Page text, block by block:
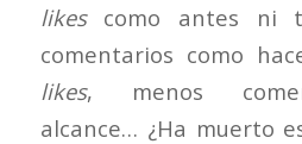
likescomo antes ni
comentarios como
likes, menos
alcance… ¿Ha muerto